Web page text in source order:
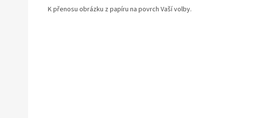
K přenosu obrázku z papíru na povrch Vaší volby.